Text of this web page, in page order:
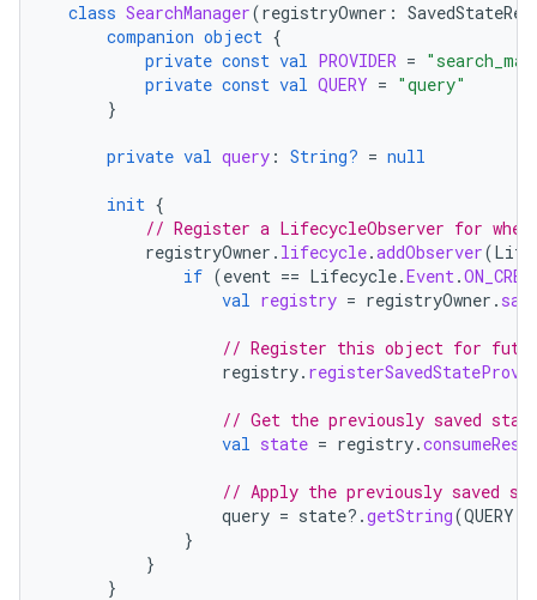
class SearchManager(registryOwner :
companion object {
private const val PROVIDER =
private const val QUERY = "query"
}
private val query : String? = null
init {
// Register a LifecycleObserver for when
registryOwner . lifecycle.addObserver(
if (event == Lifecycle.Event.
val registry = registryOwner .
// Register this object for
registry.
// Get the previously saved
val state = registry.
// Apply the previously saved
query = state?.getString(QUERY
}
}
}